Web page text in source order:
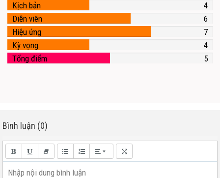
Kịch bản
4
Diễn viên
6
Hiệu ứng
7
Kỳ vọng
4
Tổng điểm
5
Bình luận (0)
Nhập nội dung bình luận